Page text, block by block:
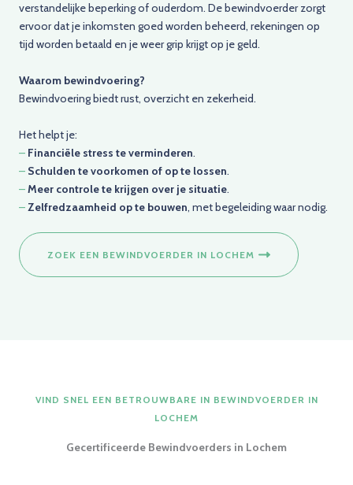
verstandelijke beperking of ouderdom. De bewindvoerder zorgt
ervoor dat je inkomsten goed worden beheerd, rekeningen op
tijd worden betaald en je weer grip krijgt op je geld.
Waarom bewindvoering?
Bewindvoering biedt rust, overzicht en zekerheid.
Het helpt je:
– Financiële stress te verminderen.
– Schulden te voorkomen of op te lossen.
–Meer controle te krijgen over je situatie.
–Zelfredzaamheid op te bouwen, met begeleiding waar nodig.
ZOEK EEN BEWINDVOERDER IN LOCHEM
VIND SNEL EEN BETROUWBARE IN BEWINDVOERDER IN
LOCHEM
Gecertificeerde Bewindvoerders in Lochem